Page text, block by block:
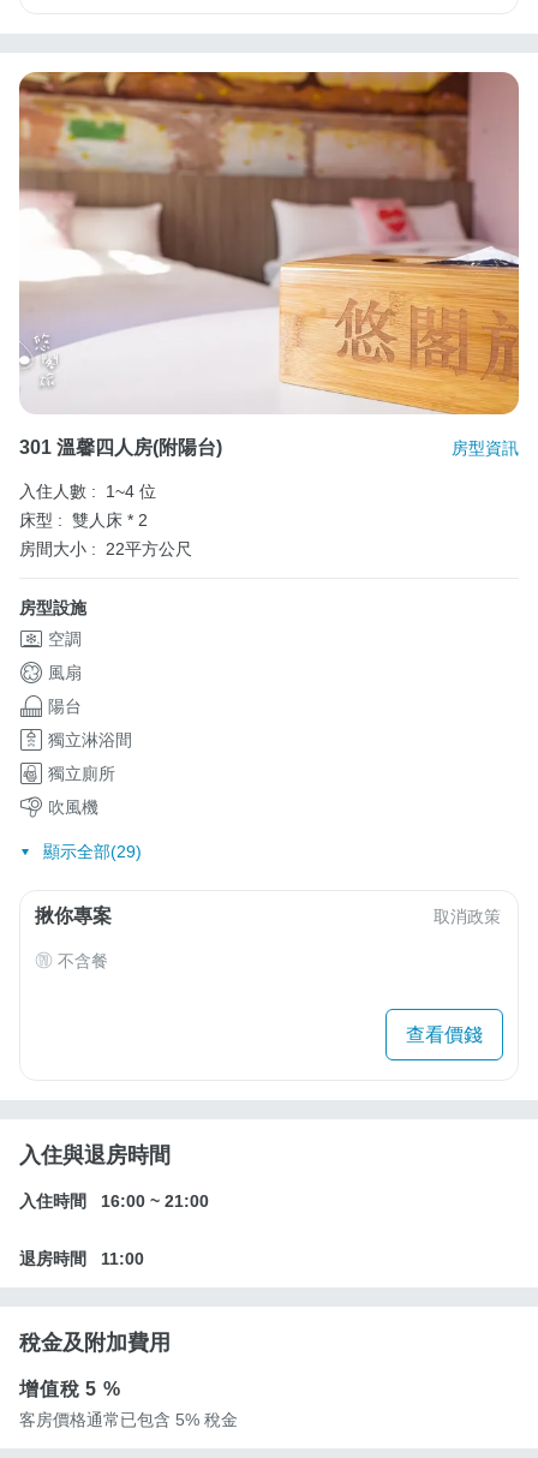
301 溫馨四人房(附陽台) 房型資訊
入住人數 :
1~4 位
床型 : 雙人床 * 2
房間大小 : 22平方公尺
房型設施
空調
風扇
陽台
獨立淋浴間
獨立廁所
吹風機
顯示全部(29)
揪你專案 取消政策
不含餐
查看價錢
入住與退房時間
入住時間 16:00 ~ 21:00
退房時間 11:00
稅金及附加費用
增值稅5 %
客房價格通常已包含 5% 稅金